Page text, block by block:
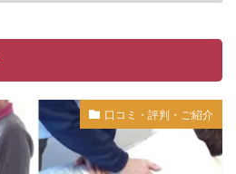
口コミ・評判・ご紹介